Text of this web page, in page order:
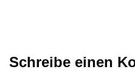
Schreibe einen